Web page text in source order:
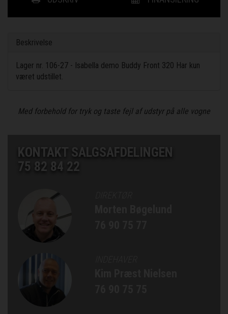
Beskrivelse
Lager nr. 106-27 - Isabella demo Buddy Front 320 Har kun
været udstillet.
Med forbehold for tryk og taste fejl af udstyr på alle vogne
KONTAKT SALGSAFDELINGEN
75 82 84 22